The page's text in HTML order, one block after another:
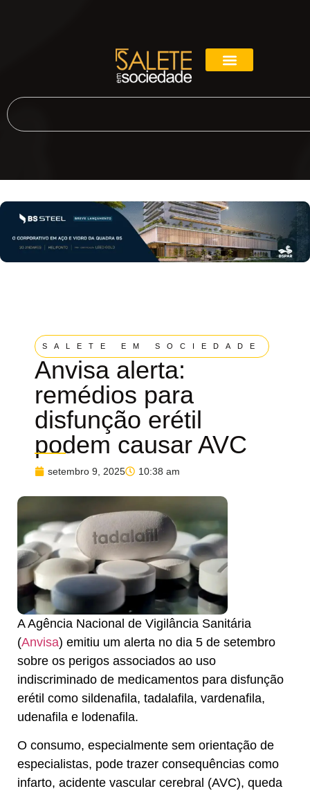
SALETE EM SOCIEDADE
Anvisa alerta:
remédios para
disfunção erétil
podem causar AVC
setembro 9, 2025 10:38 am
A Agência Nacional de Vigilância Sanitária
(Anvisa) emitiu um alerta no dia 5 de setembro
sobre os perigos associados ao uso
indiscriminado de medicamentos para disfunção
erétil como sildenafila, tadalafila, vardenafila,
udenafila e lodenafila.
O consumo, especialmente sem orientação de
especialistas, pode trazer consequências como
infarto, acidente vascular cerebral (AVC), queda